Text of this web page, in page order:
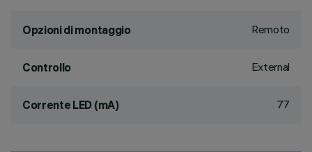
Opzioni di montaggio Remoto
Controllo External
Corrente LED (mA) 77